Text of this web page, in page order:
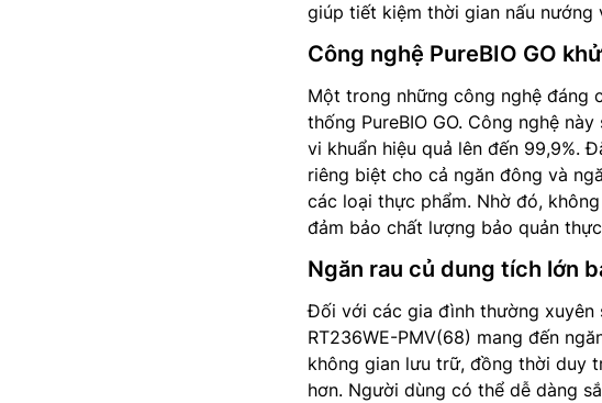
giúp tiết kiệm thời gian nấu
Công nghệ PureBIO GO
Một trong những công nghệ đáng
thống PureBIO GO. Công nghệ
vi khuẩn hiệu quả lên đến 99,9%.
riêng biệt cho cả ngăn đông và
các loại thực phẩm. Nhờ đó,
đảm bảo chất lượng bảo quản
Ngăn rau củ dung tích lớn
Đối với các gia đình thường xuyên
RT236WE-PMV(68) mang đến
không gian lưu trữ, đồng thời duy
hơn. Người dùng có thể dễ dàng